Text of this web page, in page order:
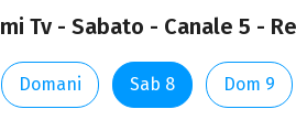
Tv - Sabato - Canale 5 -
Domani Sab 8 Dom 9